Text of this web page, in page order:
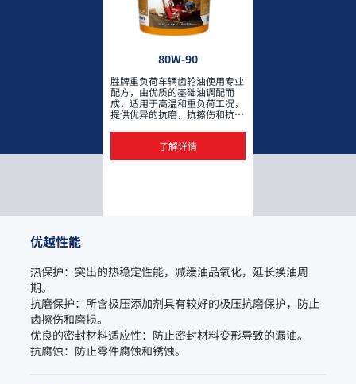
80W-90
胜牌重负荷车辆齿轮油使用专业
配方，由优质的基础油调配而
成，适用于高温和重负荷工况，
提供优异的抗磨，抗擦伤和抗腐
了解详情
优越性能
热保护：突出的热稳定性能，减缓油品氧化，延长换油周
期。
抗磨保护：所含极压添加剂具有较好的极压抗磨保护，防止
齿擦伤和磨损。
优良的密封材料适应性：防止密封材料变形导致的漏油。
抗腐蚀：防止零件腐蚀和锈蚀。